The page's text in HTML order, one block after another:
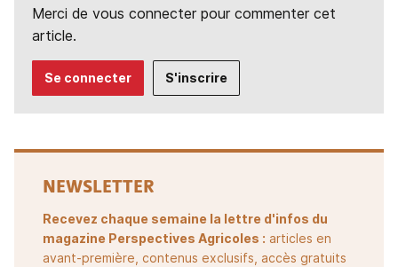
Merci de vous connecter pour commenter cet
article.
Se connecter S'inscrire
NEWSLETTER
Recevez chaque semaine la lettre d'infos du
magazine Perspectives Agricoles : articles en
avant-première, contenus exclusifs, accès gratuits